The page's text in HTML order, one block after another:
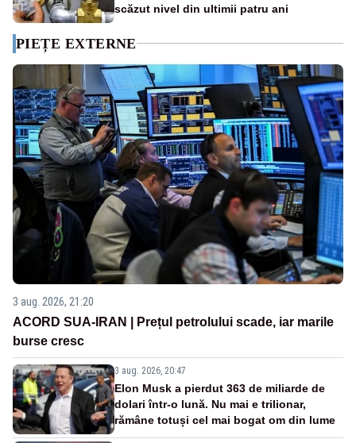
scăzut nivel din ultimii patru ani
PIEȚE EXTERNE
3 aug. 2026, 21:20
ACORD SUA-IRAN | Prețul petrolului scade, iar marile
burse cresc
3 aug. 2026, 20:47
Elon Musk a pierdut 363 de miliarde de
dolari într-o lună. Nu mai e trilionar,
rămâne totuși cel mai bogat om din lume